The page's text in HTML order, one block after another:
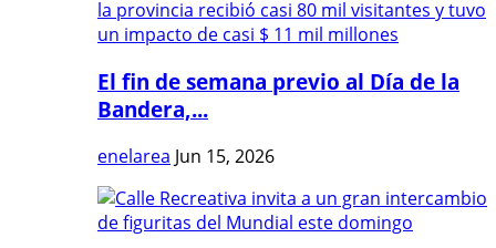
El fin de semana previo al Día de la
Bandera,...
enelarea Jun 15, 2026